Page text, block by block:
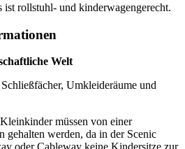
ist rollstuhl- und kinderwagengerecht.
Welt
Umkleideräume und
müssen von einer
gehalten werden, da in der Scenic